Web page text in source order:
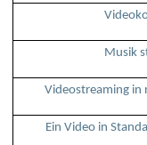
Musik
Videostreaming in
Ein Video in